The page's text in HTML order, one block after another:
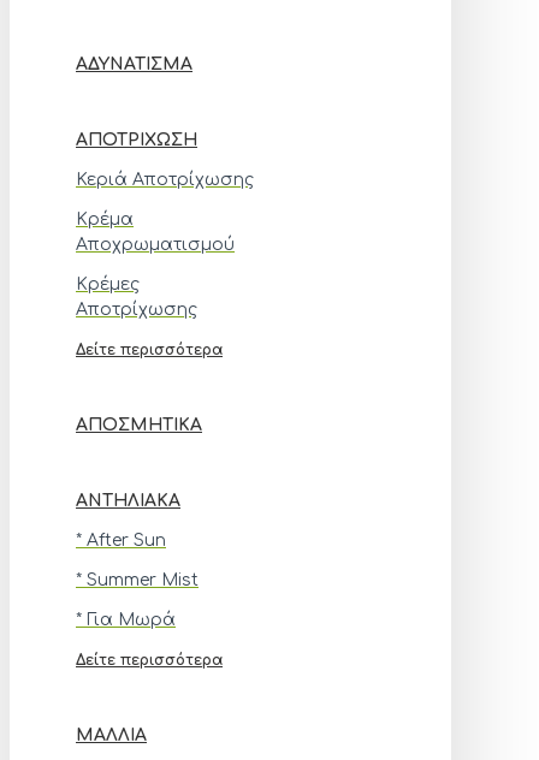
ΑΔΥΝΆΤΙΣΜΑ
ΑΠΟΤΡΊΧΩΣΗ
Κεριά Αποτρίχωσης
Κρέμα
Αποχρωματισμού
Κρέμες
Αποτρίχωσης
Δείτε περισσότερα
ΑΠΟΣΜΗΤΙΚΆ
ΑΝΤΗΛΙΑΚΆ
* After Sun
* Summer Mist
* Για Μωρά
Δείτε περισσότερα
ΜΑΛΛΙΆ